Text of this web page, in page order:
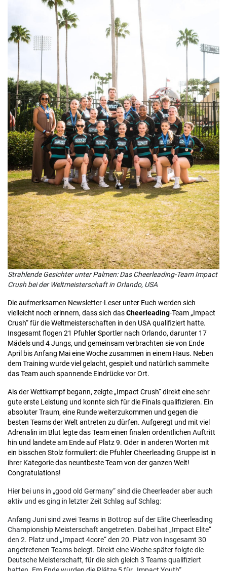
Strahlende Gesichter unter Palmen: Das Cheerleading-Team Impact
Crush bei der Weltmeisterschaft in Orlando, USA
Die aufmerksamen Newsletter-Leser unter Euch werden sich
vielleicht noch erinnern, dass sich dasCheerleading-Team „Impact
Crush“ für die Weltmeisterschaften in den USA qualifiziert hatte.
Insgesamt flogen 21 Pfuhler Sportler nach Orlando, darunter 17
Mädels und 4 Jungs, und gemeinsam verbrachten sie von Ende
April bis Anfang Mai eine Woche zusammen in einem Haus. Neben
dem Training wurde viel gelacht, gespielt und natürlich sammelte
das Team auch spannende Eindrücke vor Ort.
Als der Wettkampf begann, zeigte „Impact Crush“ direkt eine sehr
gute erste Leistung und konnte sich für die Finals qualifizieren. Ein
absoluter Traum, eine Runde weiterzukommen und gegen die
besten Teams der Welt antreten zu dürfen. Aufgeregt und mit viel
Adrenalin im Blut legte das Team einen finalen ordentlichen Auftritt
hin und landete am Ende auf Platz 9. Oder in anderen Worten mit
ein bisschen Stolz formuliert: die Pfuhler Cheerleading Gruppe ist in
ihrer Kategorie das neuntbeste Team von der ganzen Welt!
Congratulations!
Hier bei uns in „good old Germany“ sind die Cheerleader aber auch
aktiv und es ging in letzter Zeit Schlag auf Schlag:
Anfang Juni sind zwei Teams in Bottrop auf der Elite Cheerleading
Championship Meisterschaft angetreten. Dabei hat „Impact Elite“
den 2. Platz und „Impact 4core“ den 20. Platz von insgesamt 30
angetretenen Teams belegt. Direkt eine Woche später folgte die
Deutsche Meisterschaft, für die sich gleich 3 Teams qualifiziert